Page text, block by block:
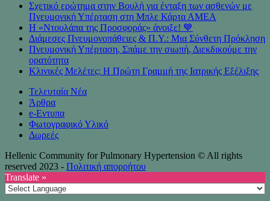
Σχετικό ερώτημα στην Βουλή για ένταξη των ασθενών με
Πνευμονική Υπέρταση στη Μπλε Κάρτα ΑΜΕΑ
Η «Ντουλάπα της Προσφοράς» άνοιξε! 💙
Διάμεσες Πνευμονοπάθειες & Π.Υ.: Μια Σύνθετη Πρόκληση
Πνευμονική Υπέρταση, Σπάμε την σιωπή, Διεκδικούμε την
ορατότητα
Κλινικές Μελέτες: Η Πρώτη Γραμμή της Ιατρικής Εξέλιξης
Τελευταία Νέα
Άρθρα
e-Eντυπα
Φωτογραφικό Υλικό
Δωρεές
Hellenic Community for Pulmonary Hypertension © All rights
reserved 2023 - Πολιτική απορρήτου
Translate »